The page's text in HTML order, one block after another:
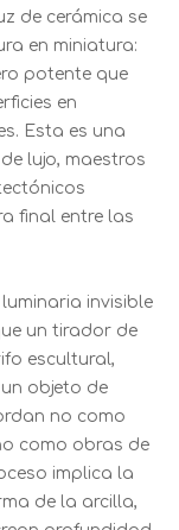
de cerámica se
en miniatura:
potente que
en
Esta es una
lujo, maestros
final entre las
invisible
un tirador de
escultural,
objeto de
no como
como obras de
implica la
de la arcilla,